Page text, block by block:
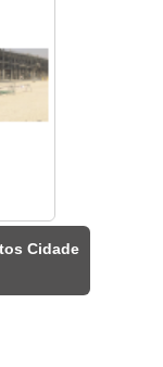
Cidade